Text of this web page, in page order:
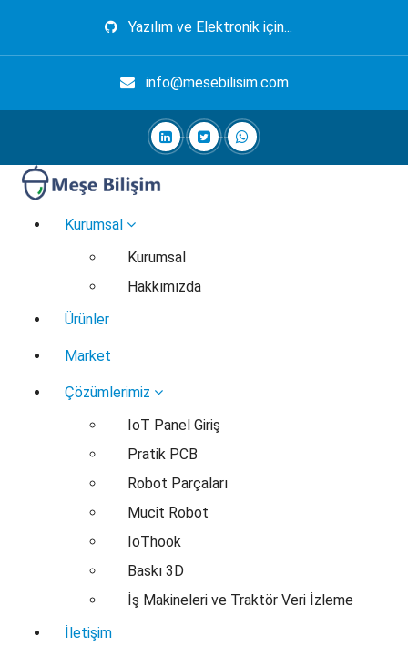
Yazılım ve Elektronik için...
info@mesebilisim.com
Elektronik, Yazılım, Otomasyon, Robotik
Kurumsal
Kurumsal
Hakkımızda
Ürünler
Market
Çözümlerimiz
IoT Panel Giriş
Pratik PCB
Robot Parçaları
Mucit Robot
IoThook
Baskı 3D
İş Makineleri ve Traktör Veri İzleme
İletişim